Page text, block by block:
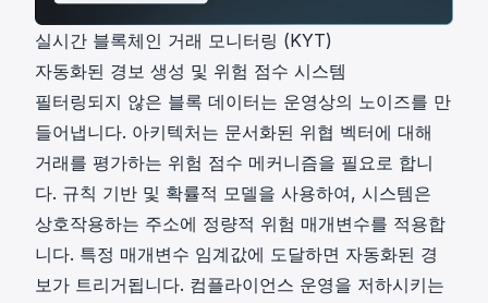
실시간 블록체인 거래 모니터링 (KYT)
자동화된 경보 생성 및 위험 점수 시스템
필터링되지 않은 블록 데이터는 운영상의 노이즈를 만
들어냅니다. 아키텍처는 문서화된 위협 벡터에 대해
거래를 평가하는 위험 점수 메커니즘을 필요로 합니
다. 규칙 기반 및 확률적 모델을 사용하여, 시스템은
상호작용하는 주소에 정량적 위험 매개변수를 적용합
니다. 특정 매개변수 임계값에 도달하면 자동화된 경
보가 트리거됩니다. 컴플라이언스 운영을 저하시키는